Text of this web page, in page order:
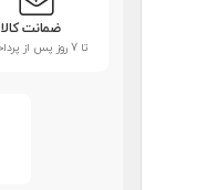
ضمانت کالا
تا 7 روز پس از پرداخت